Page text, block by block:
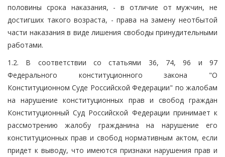
половины срока наказания, - в отличие от мужчин, не
достигших такого возраста, - права на замену неотбытой
части наказания в виде лишения свободы принудительными
работами.
1.2. В соответствии со статьями 36, 74, 96 и 97
Федерального конституционного закона "О
Конституционном Суде Российской Федерации" по жалобам
на нарушение конституционных прав и свобод граждан
Конституционный Суд Российской Федерации принимает к
рассмотрению жалобу гражданина на нарушение его
конституционных прав и свобод нормативным актом, если
придет к выводу, что имеются признаки нарушения прав и